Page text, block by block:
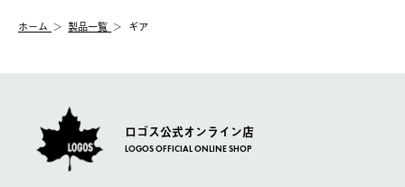
【配送業者】
佐川急便にて配送されます。
一度お手元の商品を返品いただき、ご希望商品を再注文してくだ
ホーム 製品一覧 ギア
ロゴス公式オンライン店
LOGOS OFFICIAL ONLINE SHOP